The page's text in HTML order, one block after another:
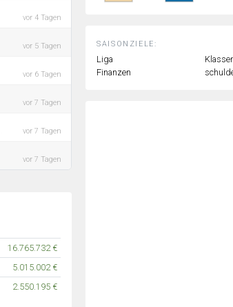
vor 4 Tagen
vor 5 Tagen
vor 6 Tagen
vor 7 Tagen
vor 7 Tagen
vor 7 Tagen
16.765.732 €
5.015.002 €
2.550.195 €
SAISONZIELE:
Liga
Finanzen